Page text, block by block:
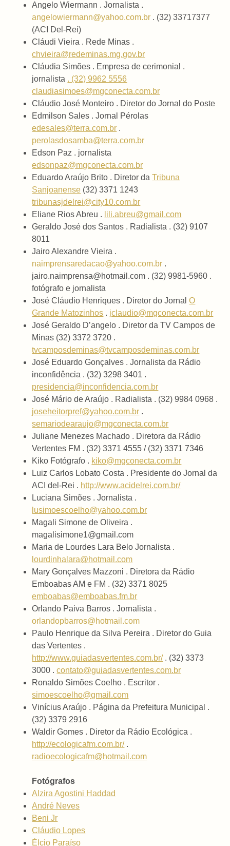
Angelo Wiermann . Jornalista .
angelowiermann@yahoo.com.br . (32) 33717377
(ACI Del-Rei)
Cláudi Vieira . Rede Minas .
chvieira@redeminas.mg.gov.br
Cláudia Simões . Empresa de cerimonial .
jornalista . (32) 9962 5556
claudiasimoes@mgconecta.com.br
Cláudio José Monteiro . Diretor do Jornal do Poste
Edmilson Sales . Jornal Pérolas
edesales@terra.com.br .
perolasdosamba@terra.com.br
Edson Paz . jornalista
edsonpaz@mgconecta.com.br
Eduardo Araújo Brito . Diretor daTribuna
Sanjoanense (32) 3371 1243
tribunasjdelrei@city10.com.br
Eliane Rios Abreu . lili.abreu@gmail.com
Geraldo José dos Santos . Radialista . (32) 9107
8011
Jairo Alexandre Vieira .
naimprensaredacao@yahoo.com.br .
jairo.naimprensa@hotmail.com . (32) 9981-5960 .
fotógrafo e jornalista
José Cláudio Henriques . Diretor do JornalO
Grande Matozinhos . jclaudio@mgconecta.com.br
José Geraldo D’angelo . Diretor da TV Campos de
Minas (32) 3372 3720 .
tvcamposdeminas@tvcamposdeminas.com.br
José Eduardo Gonçalves . Jornalista da Rádio
inconfidência . (32) 3298 3401 .
presidencia@inconfidencia.com.br
José Mário de Araújo . Radialista . (32) 9984 0968 .
joseheitorpref@yahoo.com.br .
semariodearaujo@mgconecta.com.br
Juliane Menezes Machado . Diretora da Rádio
Vertentes FM . (32) 3371 4555 / (32) 3371 7346
Kiko Fotógrafo . kiko@mgconecta.com.br
Luiz Carlos Lobato Costa . Presidente do Jornal da
ACI del-Rei . http://www.acidelrei.com.br/
Luciana Simões . Jornalista .
lusimoescoelho@yahoo.com.br
Magali Simone de Oliveira .
magalisimone1@gmail.com
Maria de Lourdes Lara Belo Jornalista .
lourdinhalara@hotmail.com
Mary Gonçalves Mazzoni . Diretora da Rádio
Emboabas AM e FM . (32) 3371 8025
emboabas@emboabas.fm.br
Orlando Paiva Barros . Jornalista .
orlandopbarros@hotmail.com
Paulo Henrique da Silva Pereira . Diretor do Guia
das Vertentes .
http://www.guiadasvertentes.com.br/. (32) 3373
3000 .contato@guiadasvertentes.com.br
Ronaldo Simões Coelho . Escritor .
simoescoelho@gmail.com
Vinícius Araújo . Página da Prefeitura Municipal .
(32) 3379 2916
Waldir Gomes . Diretor da Rádio Ecológica .
http://ecologicafm.com.br/.
radioecologicafm@hotmail.com
Fotógrafos
Alzira Agostini Haddad
André Neves
Beni Jr
Cláudio Lopes
Élcio Paraíso